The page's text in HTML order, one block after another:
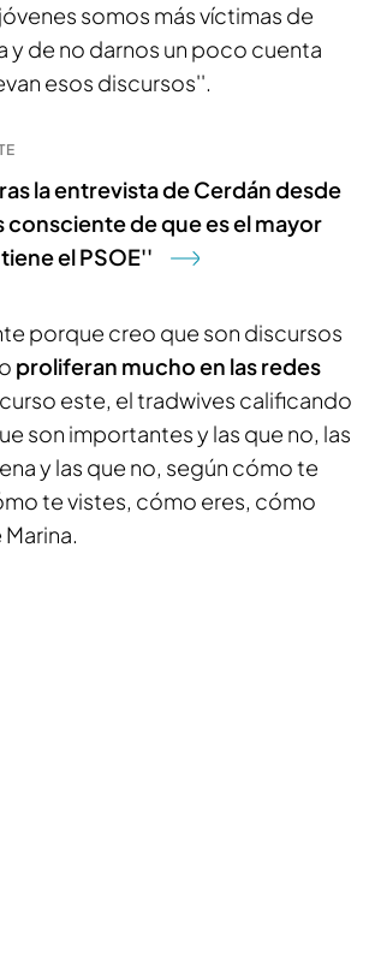
somos más víctimas de
y de no darnos un poco cuenta
esos discursos''.
la entrevista de Cerdán desde
consciente de que es el mayor
el PSOE''
porque creo que son discursos
proliferan mucho en las redes
este, el tradwives calificando
son importantes y las que no, las
y las que no, según cómo te
te vistes, cómo eres, cómo